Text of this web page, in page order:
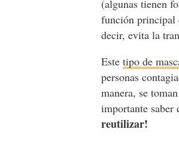
(algunas tienen
función principal
decir, evita la
Estetipo de
personas
manera, se
importante saber
reutilizar!